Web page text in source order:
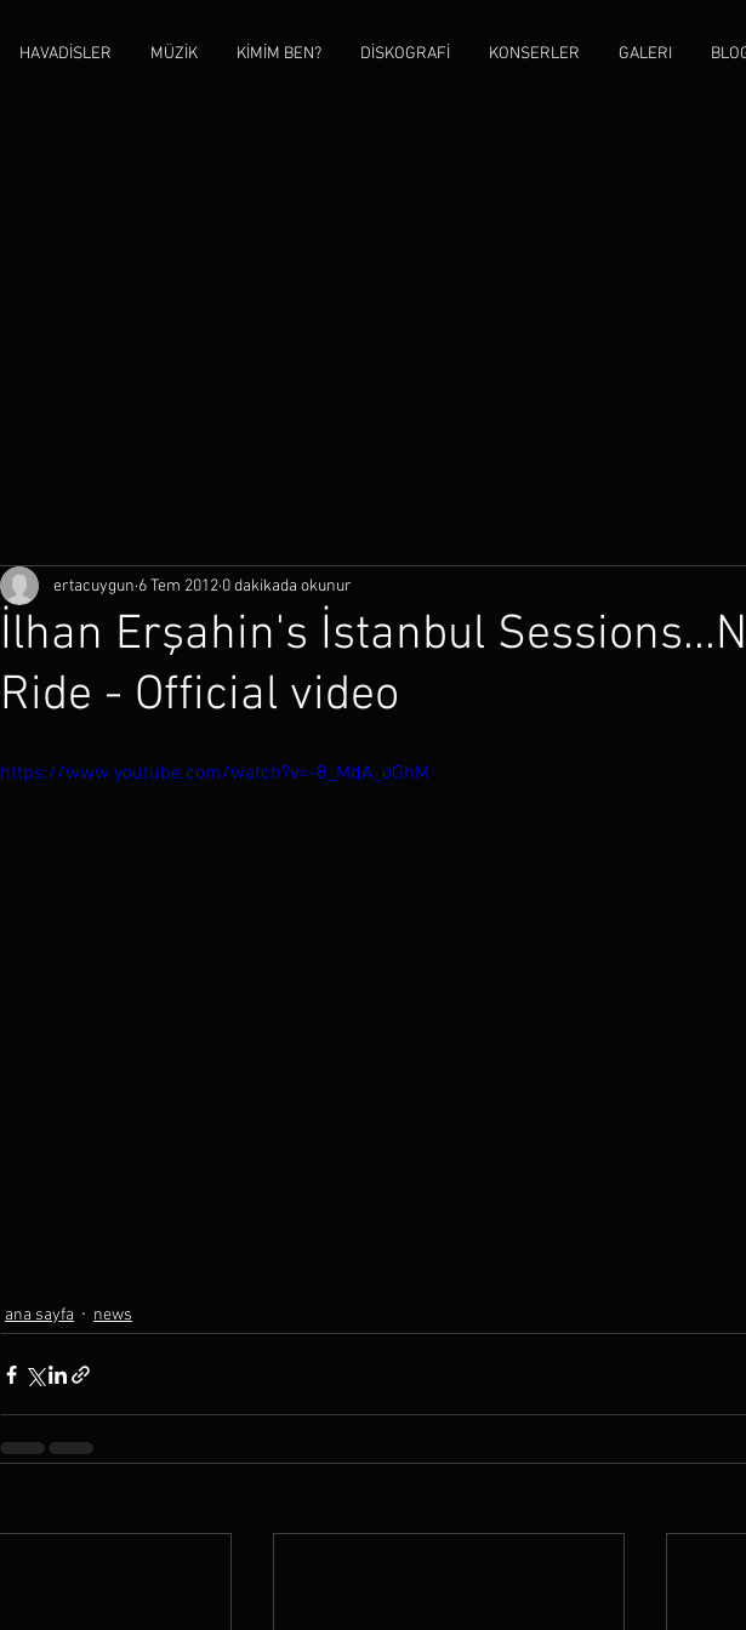
İlhan Erşahin's İstanbul
Ride - Official video
ertacuygun 6 Tem 2012 0 dakikada okunur
https://www.youtube.com/watch?v=-8_MdA_oGhM
ana sayfa news
HAVADİSLER MÜZİK KİMİM BEN? DİSKOGRAFİ KONSERLER GALERI